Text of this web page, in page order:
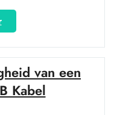
“Ontdek
de
Pracht
van
HDMI
4K
Ultra-
van een
Kabel